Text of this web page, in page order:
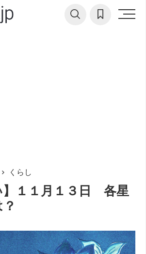
くらし
】１１月１３日 各星